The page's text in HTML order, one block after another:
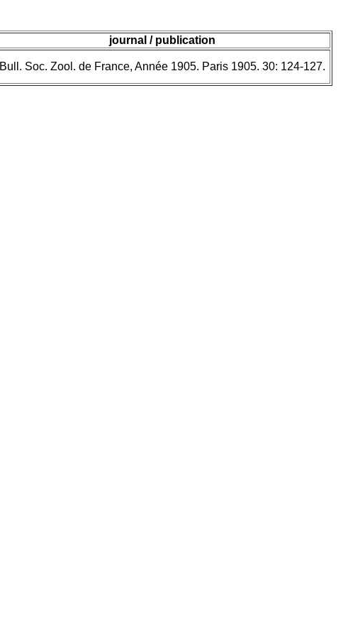
journal / publication
Bull. Soc. Zool. de France, Année 1905. Paris 1905. 30: 124-127.